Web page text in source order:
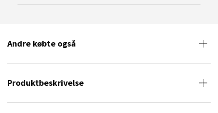
Andre købte også
Produktbeskrivelse